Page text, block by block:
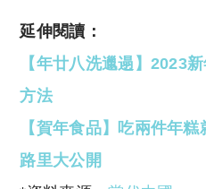
延伸閱讀：
【年廿八洗邋遢】2023
方法
【賀年食品】吃兩件年
路里大公開